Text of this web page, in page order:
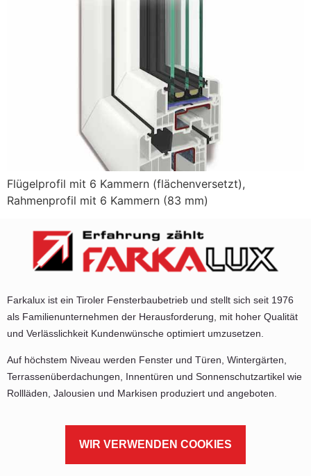
Flügelprofil mit 6 Kammern (flächenversetzt),
Rahmenprofil mit 6 Kammern (83 mm)
Farkalux ist ein Tiroler Fensterbaubetrieb und stellt sich seit 1976
als Familienunternehmen der Herausforderung, mit hoher Qualität
und Verlässlichkeit Kundenwünsche optimiert umzusetzen.
Auf höchstem Niveau werden Fenster und Türen, Wintergärten,
Terrassenüberdachungen, Innentüren und Sonnenschutzartikel wie
Rollläden, Jalousien und Markisen produziert und angeboten.
WIR VERWENDEN COOKIES